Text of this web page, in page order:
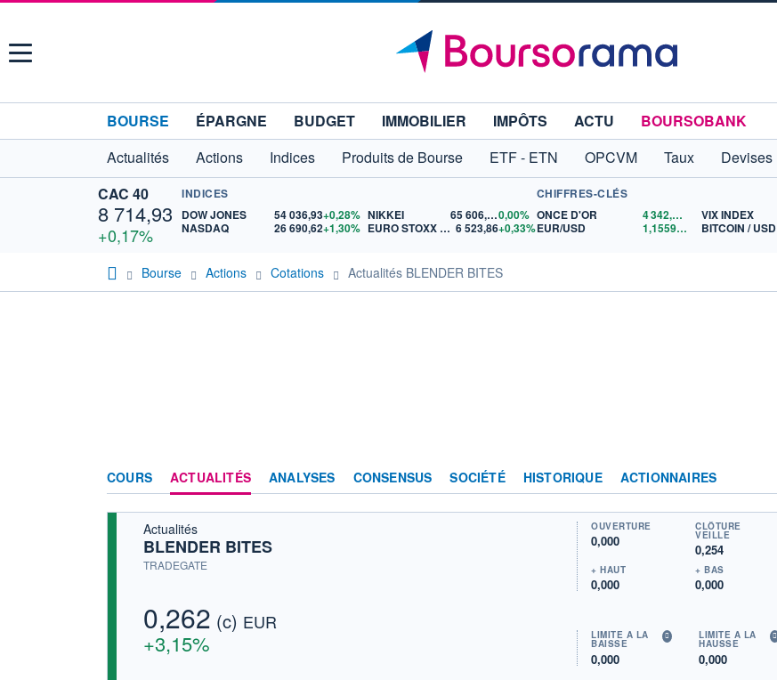
Menu
BOURSE ÉPARGNE BUDGET IMMOBILIER IMPÔTS ACTU
BOURSOBANK
Actualités
Actions Indices Produits de Bourse ETF - ETN OPCVM Taux Devises
CAC 40
8 714,93
+0,17%
INDICES
DOW JONES
54 036,93+0,28%
NASDAQ
26 690,62+1,30%
NIKKEI 65 606,710,00%
EURO STOXX 50 6 523,86+0,33%
CHIFFRES-CLÉS
ONCE D'OR
4 342,26
$US
EUR/USD
1,1559
$US
VIX INDEX
BITCOIN / USD
Bourse Actions Cotations Actualités BLENDER BITES
COURS ACTUALITÉS ANALYSES CONSENSUS SOCIÉTÉ HISTORIQUE ACTIONNAIRES
Actualités
BLENDER BITES
TRADEGATE
0,262 (c) EUR
+3,15%
OUVERTURE
0,000
CLÔTURE
VEILLE
0,254
+ HAUT
0,000
+ BAS
0,000
LIMITE À LA
BAISSE
0,000
LIMITE À LA
HAUSSE
0,000